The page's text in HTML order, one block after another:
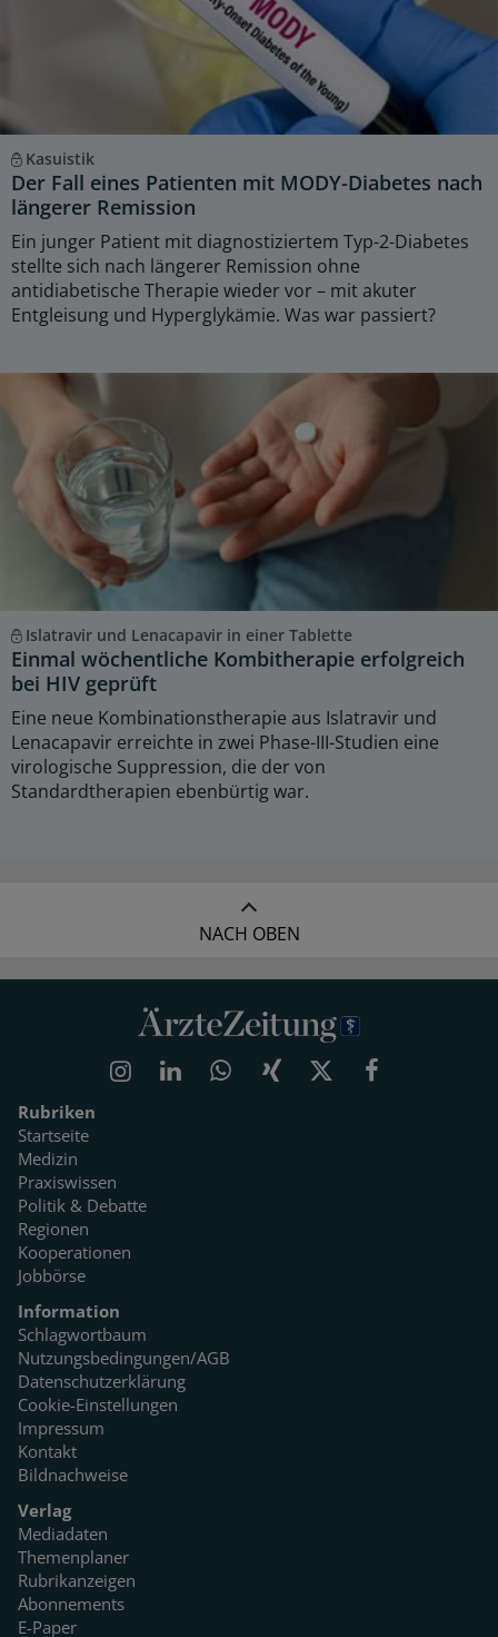
Kasuistik
Der Fall eines Patienten mit MODY-Diabetes nach
längerer Remission
Ein junger Patient mit diagnostiziertem Typ-2-Diabetes
stellte sich nach längerer Remission ohne
antidiabetische Therapie wieder vor – mit akuter
Entgleisung und Hyperglykämie. Was war passiert?
Islatravir und Lenacapavir in einer Tablette
Einmal wöchentliche Kombitherapie erfolgreich
bei HIV geprüft
Eine neue Kombinationstherapie aus Islatravir und
Lenacapavir erreichte in zwei Phase-III-Studien eine
virologische Suppression, die der von
Standardtherapien ebenbürtig war.
NACH OBEN
Rubriken
Startseite
Medizin
Praxiswissen
Politik & Debatte
Regionen
Kooperationen
Jobbörse
Information
Schlagwortbaum
Nutzungsbedingungen/AGB
Datenschutzerklärung
Cookie-Einstellungen
Impressum
Kontakt
Bildnachweise
Verlag
Mediadaten
Themenplaner
Rubrikanzeigen
Abonnements
E-Paper